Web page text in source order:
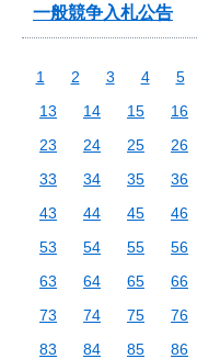
一般競争入札公告
1 2 3 4 5
13
14 15 16
23
24 25 26
33
34 35 36
43
44 45 46
53
54 55 56
63
64 65 66
73
74 75 76
83
84 85 86